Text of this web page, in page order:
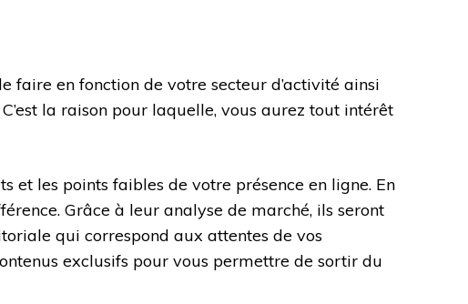
faire en fonction de votre secteur d’activité ainsi
la raison pour laquelle, vous aurez tout intérêt
et les points faibles de votre présence en ligne. En
Grâce à leur analyse de marché, ils seront
qui correspond aux attentes de vos
exclusifs pour vous permettre de sortir du